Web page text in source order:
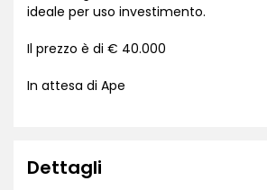
ideale per uso investimento.
Il prezzo è di € 40.000
In attesa di Ape
Dettagli